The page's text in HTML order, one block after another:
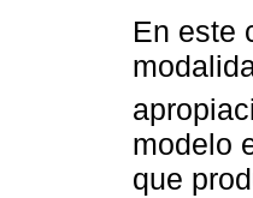
En este
modelo
que